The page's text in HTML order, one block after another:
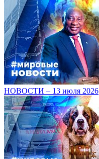
НОВОСТИ – 13 июля 2026